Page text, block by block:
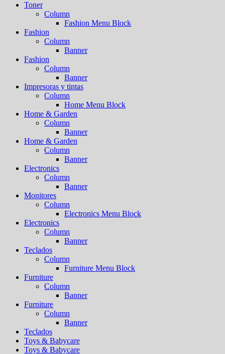
Toner
Column
Fashion Menu Block
Fashion
Column
Banner
Fashion
Column
Banner
Impresoras y tintas
Column
Home Menu Block
Home & Garden
Column
Banner
Home & Garden
Column
Banner
Electronics
Column
Banner
Monitores
Column
Electronics Menu Block
Electronics
Column
Banner
Teclados
Column
Furniture Menu Block
Furniture
Column
Banner
Furniture
Column
Banner
Teclados
Toys & Babycare
Toys & Babycare